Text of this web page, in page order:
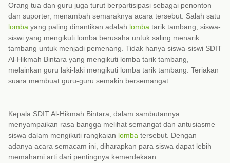
Orang tua dan guru juga turut berpartisipasi sebagai penonton
dan suporter, menambah semaraknya acara tersebut. Salah satu
lomba yang paling dinantikan adalah lomba tarik tambang, siswa-
siswi yang mengikuti lomba berusaha untuk saling menarik
tambang untuk menjadi pemenang. Tidak hanya siswa-siswi SDIT
Al-Hikmah Bintara yang mengikuti lomba tarik tambang,
melainkan guru laki-laki mengikuti lomba tarik tambang. Teriakan
suara membuat guru-guru semakin bersemangat.
Kepala SDIT Al-Hikmah Bintara, dalam sambutannya
menyampaikan rasa bangga melihat semangat dan antusiasme
siswa dalam mengikuti rangkaian lomba tersebut. Dengan
adanya acara semacam ini, diharapkan para siswa dapat lebih
memahami arti dari pentingnya kemerdekaan.